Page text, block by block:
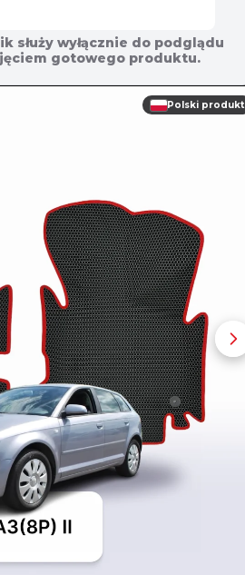
służy wyłącznie do podglądu
gotowego produktu.
Polski produkt